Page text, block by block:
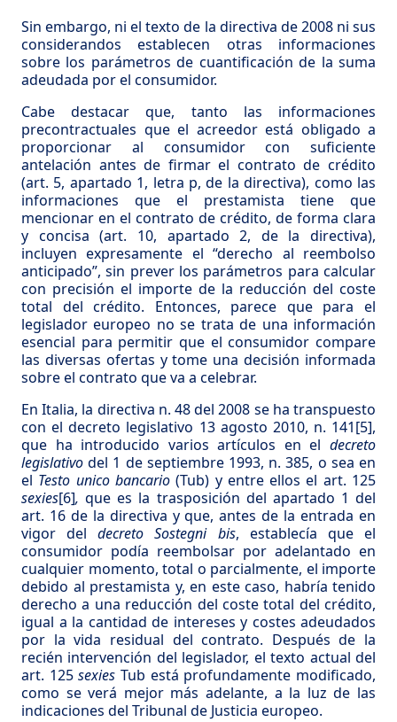
Sin embargo, ni el texto de la directiva de 2008 ni sus
considerandos establecen otras informaciones
sobre los parámetros de cuantificación de la suma
adeudada por el consumidor.
Cabe destacar que, tanto las informaciones
precontractuales que el acreedor está obligado a
proporcionar al consumidor con suficiente
antelación antes de firmar el contrato de crédito
(art. 5, apartado 1, letra p, de la directiva), como las
informaciones que el prestamista tiene que
mencionar en el contrato de crédito, de forma clara
y concisa (art. 10, apartado 2, de la directiva),
incluyen expresamente el “derecho al reembolso
anticipado”, sin prever los parámetros para calcular
con precisión el importe de la reducción del coste
total del crédito. Entonces, parece que para el
legislador europeo no se trata de una información
esencial para permitir que el consumidor compare
las diversas ofertas y tome una decisión informada
sobre el contrato que va a celebrar.
En Italia, la directiva n. 48 del 2008 se ha transpuesto
con el decreto legislativo 13 agosto 2010, n. 141[5],
que ha introducido varios artículos en el decreto
legislativo del 1 de septiembre 1993, n. 385, o sea en
el Testo unico bancario(Tub) y entre ellos el art. 125
sexies[6], que es la trasposición del apartado 1 del
art. 16 de la directiva y que, antes de la entrada en
vigor deldecreto Sostegni bis, establecía que el
consumidor podía reembolsar por adelantado en
cualquier momento, total o parcialmente, el importe
debido al prestamista y, en este caso, habría tenido
derecho a una reducción del coste total del crédito,
igual a la cantidad de intereses y costes adeudados
por la vida residual del contrato. Después de la
recién intervención del legislador, el texto actual del
art. 125sexies Tub está profundamente modificado,
como se verá mejor más adelante, a la luz de las
indicaciones del Tribunal de Justicia europeo.